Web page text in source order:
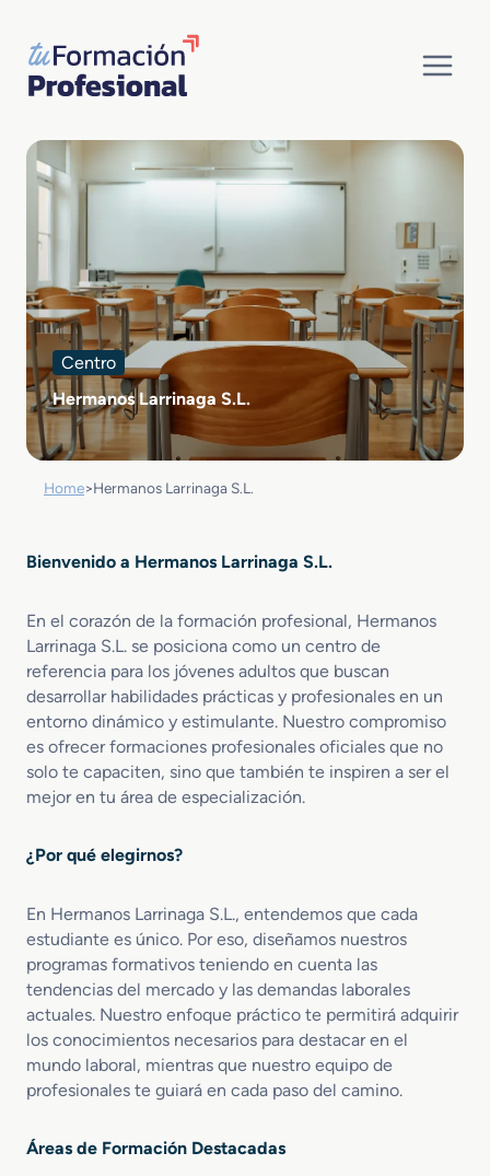
contenido
Centro
Hermanos Larrinaga S.L.
Home>Hermanos Larrinaga S.L.
Bienvenido a Hermanos Larrinaga S.L.
En el corazón de la formación profesional, Hermanos
Larrinaga S.L. se posiciona como un centro de
referencia para los jóvenes adultos que buscan
desarrollar habilidades prácticas y profesionales en un
entorno dinámico y estimulante. Nuestro compromiso
es ofrecer formaciones profesionales oficiales que no
solo te capaciten, sino que también te inspiren a ser el
mejor en tu área de especialización.
¿Por qué elegirnos?
En Hermanos Larrinaga S.L., entendemos que cada
estudiante es único. Por eso, diseñamos nuestros
programas formativos teniendo en cuenta las
tendencias del mercado y las demandas laborales
actuales. Nuestro enfoque práctico te permitirá adquirir
los conocimientos necesarios para destacar en el
mundo laboral, mientras que nuestro equipo de
profesionales te guiará en cada paso del camino.
Áreas de Formación Destacadas